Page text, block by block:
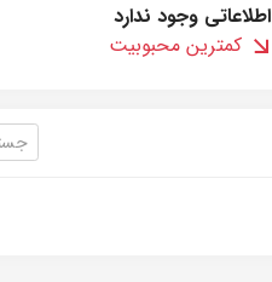
اطلاعاتی وجود ندارد
کمترین محبوبیت